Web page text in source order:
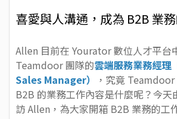
喜愛與人溝通，成為 B2B 業
Allen 目前在 Yourator 數位人才平台
Teamdoor 團隊的雲端服務業務經
Sales Manager）
，究竟 Teamdoor
B2B 的業務工作內容是什麼呢？今天
訪 Allen，為大家開箱 B2B 業務的工